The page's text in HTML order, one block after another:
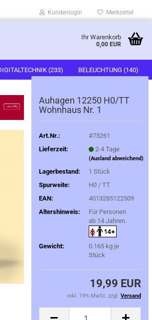
Kundenlogin Merkzettel
Ihr Warenkorb
0,00 EUR
(233) BELEUCHTUNG (140)
Auhagen 12250 H0/TT
Wohnhaus Nr. 1
Art.Nr.:
#75261
Lieferzeit:
2-4 Tage
(Ausland abweichend)
Lagerbestand: 1Stück
Spurweite:
H0 / TT
EAN:
4013285122509
Altershinweis:
Für Personen
ab 14 Jahren.
Gewicht: 0.165 kg je
Stück
19,99 EUR
inkl. 19% MwSt. zzgl. Versand